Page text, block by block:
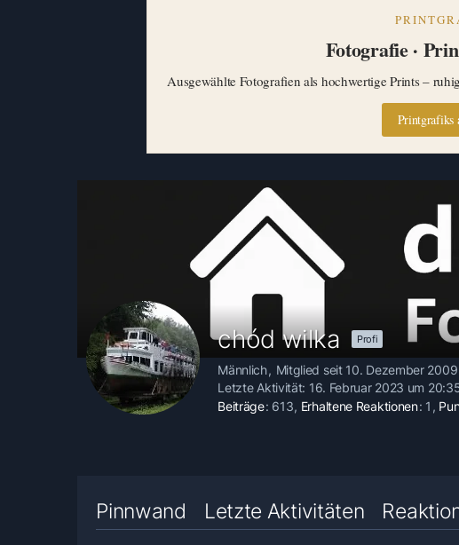
Fotografie ·
Ausgewählte Fotografien als hochwertige Prints –
Printgrafiks
chód wilka Profi
Männlich
Mitglied seit 10. Dezember 2009
Letzte Aktivität: 16. Februar 2023 um
Beiträge 613 Erhaltene Reaktionen 1
Pinnwand Letzte Aktivitäten